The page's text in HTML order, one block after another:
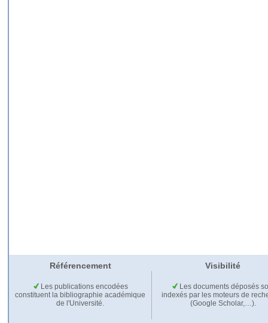
Référencement Visibilité
Les publications encodées
constituent la bibliographie académique
de l'Université.
Les documents déposés
indexés par les moteurs de
(Google Scholar,…).